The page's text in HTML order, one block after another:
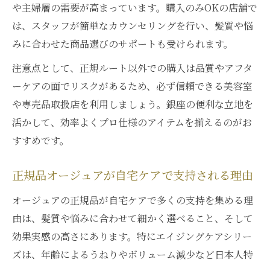
や主婦層の需要が高まっています。購入のみOKの店舗で
は、スタッフが簡単なカウンセリングを行い、髪質や悩
みに合わせた商品選びのサポートも受けられます。
注意点として、正規ルート以外での購入は品質やアフタ
ーケアの面でリスクがあるため、必ず信頼できる美容室
や専売品取扱店を利用しましょう。銀座の便利な立地を
活かして、効率よくプロ仕様のアイテムを揃えるのがお
すすめです。
正規品オージュアが自宅ケアで支持される理由
オージュアの正規品が自宅ケアで多くの支持を集める理
由は、髪質や悩みに合わせて細かく選べること、そして
効果実感の高さにあります。特にエイジングケアシリー
ズは、年齢によるうねりやボリューム減少など日本人特